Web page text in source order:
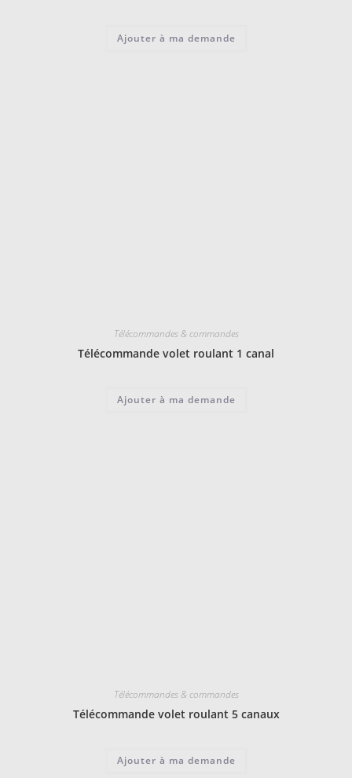
Ajouter à ma demande
Télécommandes & commandes
Télécommande volet roulant 1 canal
Ajouter à ma demande
Télécommandes & commandes
Télécommande volet roulant 5 canaux
Ajouter à ma demande